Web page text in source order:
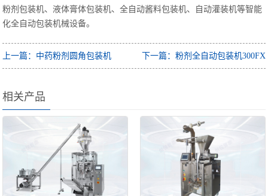
粉剂包装机、液体膏体包装机、全自动酱料包装机、自动灌装机等智能
化全自动包装机械设备。
上一篇：中药粉剂圆角包装机 下一篇：粉剂全自动包装机300FX
相关产品